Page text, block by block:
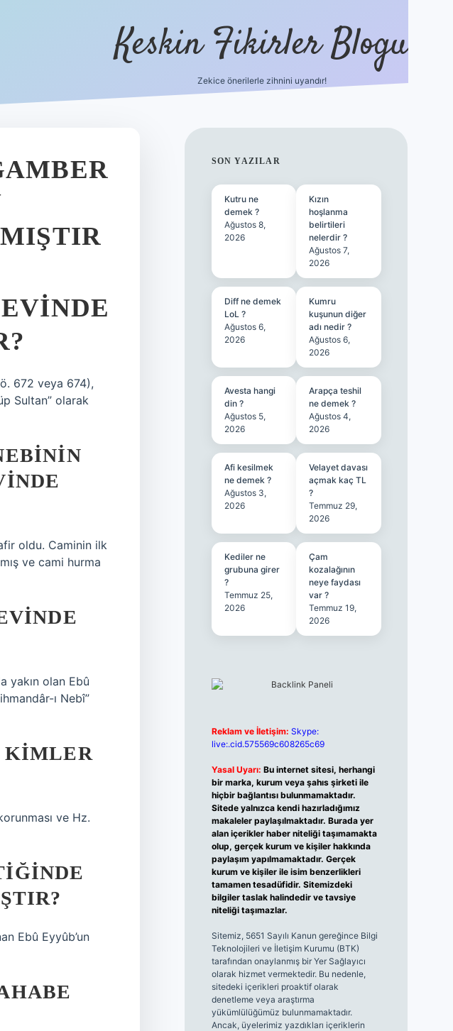
Keskin Fikirler Blogu
Zekice önerilerle zihnini uyandır!
Sultan” olarak
oldu. Caminin ilk
ve cami hurma
yakın olan Ebû
ı Nebî”
KIMLER
ve Hz.
Ebû Eyyûb’un
SIDEBAR
SON YAZILAR
Kutru ne
demek ?
Ağustos 8,
2026
Kızın
hoşlanma
belirtileri
nelerdir ?
Ağustos 7,
2026
Diff ne demek
LoL ?
Ağustos 6,
2026
Kumru
kuşunun diğer
adı nedir ?
Ağustos 6,
2026
Avesta hangi
din ?
Ağustos 5,
2026
Arapça teshil
ne demek ?
Ağustos 4,
2026
Afi kesilmek
ne demek ?
Ağustos 3,
2026
Velayet davası
açmak kaç TL
?
Temmuz 29,
2026
Kediler ne
grubuna girer
?
Temmuz 25,
2026
Çam
kozalağının
neye faydası
var ?
Temmuz 19,
2026
Reklam ve İletişim: Skype:
live:.cid.575569c608265c69
Yasal Uyarı: Bu internet sitesi, herhangi
bir marka, kurum veya şahıs şirketi ile
hiçbir bağlantısı bulunmamaktadır.
Sitede yalnızca kendi hazırladığımız
makaleler paylaşılmaktadır. Burada yer
alan içerikler haber niteliği taşımamakta
olup, gerçek kurum ve kişiler hakkında
paylaşım yapılmamaktadır. Gerçek
kurum ve kişiler ile isim benzerlikleri
tamamen tesadüfidir. Sitemizdeki
bilgiler taslak halindedir ve tavsiye
niteliği taşımazlar.
Sitemiz, 5651 Sayılı Kanun gereğince Bilgi
Teknolojileri ve İletişim Kurumu (BTK)
tarafından onaylanmış bir Yer Sağlayıcı
olarak hizmet vermektedir. Bu nedenle,
sitedeki içerikleri proaktif olarak
denetleme veya araştırma
yükümlülüğümüz bulunmamaktadır.
Ancak, üyelerimiz yazdıkları içeriklerin